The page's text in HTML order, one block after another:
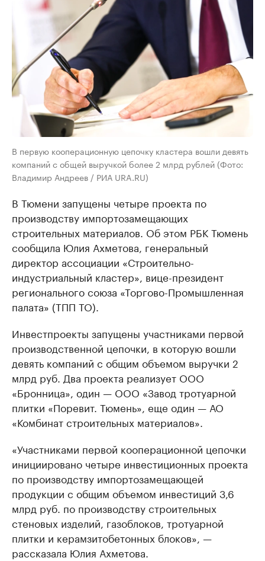
В первую кооперационную цепочку кластера вошли девять
компаний с общей выручкой более 2 млрд рублей (Фото:
Владимир Андреев / РИА URA.RU)
В Тюмени запущены четыре проекта по
производству импортозамещающих
строительных материалов. Об этом РБК Тюмень
сообщила Юлия Ахметова, генеральный
директор ассоциации «Строительно-
индустриальный кластер», вице-президент
регионального союза «Торгово-Промышленная
палата» (ТПП ТО).
Инвестпроекты запущены участниками первой
производственной цепочки, в которую вошли
девять компаний с общим объемом выручки 2
млрд руб. Два проекта реализует ООО
«Бронница», один — ООО «Завод тротуарной
плитки «Поревит. Тюмень», еще один — АО
«Комбинат строительных материалов».
«Участниками первой кооперационной цепочки
инициировано четыре инвестиционных проекта
по производству импортозамещающей
продукции с общим объемом инвестиций 3,6
млрд руб. по производству строительных
стеновых изделий, газоблоков, тротуарной
плитки и керамзитобетонных блоков», —
рассказала Юлия Ахметова.